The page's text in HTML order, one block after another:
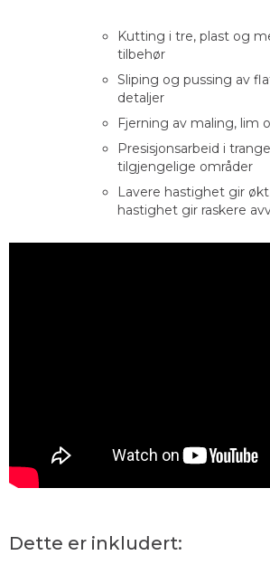
Kutting i tre, plast og
tilbehør
Sliping og pussing av
detaljer
Fjerning av maling, lim
Presisjonsarbeid i
tilgjengelige områder
Lavere hastighet gir
hastighet gir raskere
Dette er inkludert: